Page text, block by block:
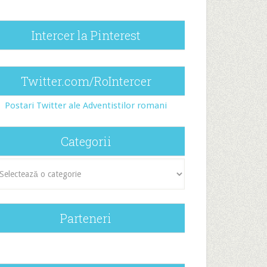
Intercer la Pinterest
Twitter.com/RoIntercer
Postari Twitter ale Adventistilor romani
Categorii
Parteneri